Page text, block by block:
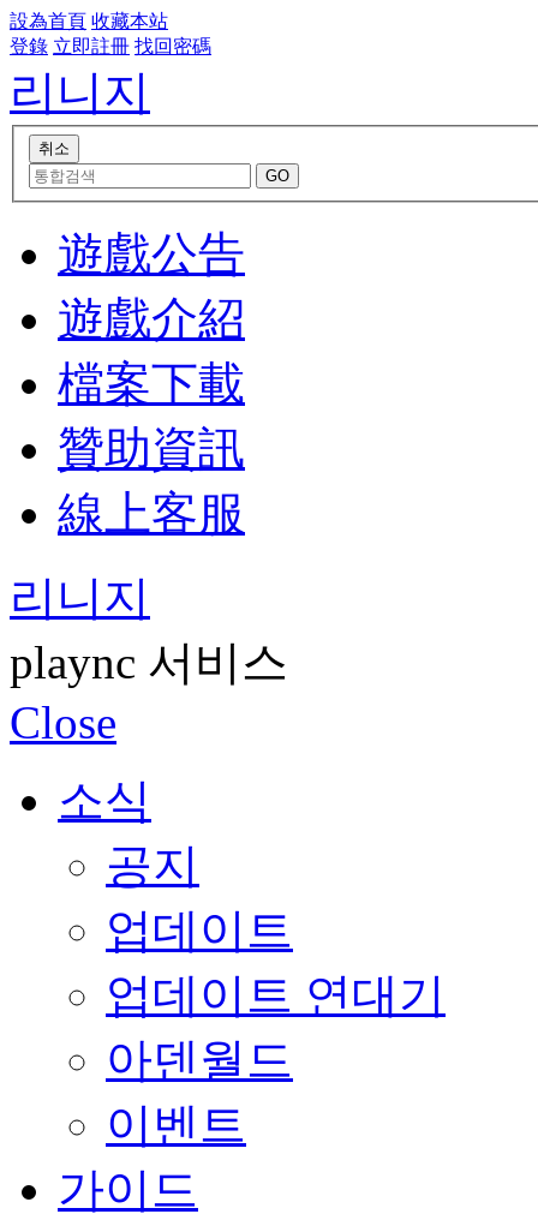
設為首頁 收藏本站
登錄 立即註冊 找回密碼
리니지
遊戲公告
遊戲介紹
檔案下載
贊助資訊
線上客服
리니지
plaync 서비스
Close
소식
공지
업데이트
업데이트 연대기
아덴월드
이벤트
가이드